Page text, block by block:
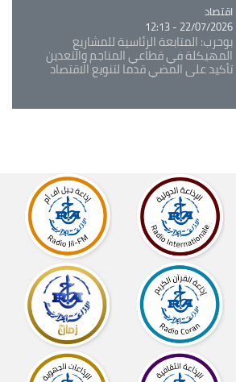
Catégorie
اقتصاد
22/07/2026 - 12:13
بوحرب: المتابعة الرئاسية للمشاريع
المهيكلة في قطاعي المناجم والتعدين
تأكيد على المضي قدما لتنويع الاقتصاد